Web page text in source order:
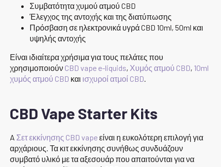
Συμβατότητα χυμού ατμού CBD
Έλεγχος της αντοχής και της διατύπωσης
Πρόσβαση σε ηλεκτρονικά υγρά CBD 10ml, 50ml και
υψηλής αντοχής
Είναι ιδιαίτερα χρήσιμα για τους πελάτες που
χρησιμοποιούν CBD vape e-liquids, Χυμός ατμού CBD, 10ml
χυμός ατμού CBD και ισχυροί ατμοί CBD.
CBD Vape Starter Kits
A Σετ εκκίνησης CBD vapeείναι η ευκολότερη επιλογή για
αρχάριους. Τα κιτ εκκίνησης συνήθως συνδυάζουν
συμβατό υλικό με τα αξεσουάρ που απαιτούνται για να